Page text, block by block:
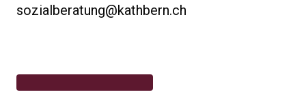
sozialberatung@kathbern.ch